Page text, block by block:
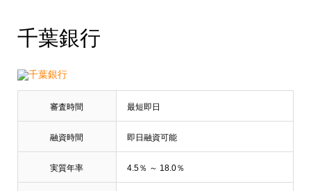
千葉銀行
審査時間 最短即日
融資時間 即日融資可能
実質年率 4.5％ ～ 18.0％